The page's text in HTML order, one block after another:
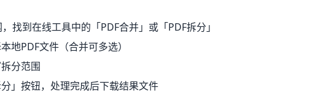
找到在线工具中的「PDF合并」或「PDF拆分」
地PDF文件（合并可多选）
分范围
」按钮，处理完成后下载结果文件